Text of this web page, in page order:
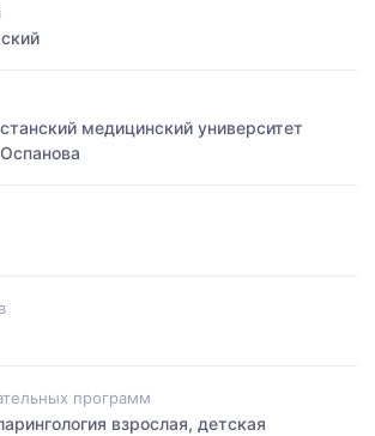
медицинский университет
программ
взрослая, детская